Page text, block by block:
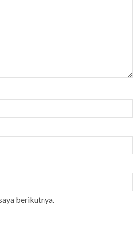
berikutnya.